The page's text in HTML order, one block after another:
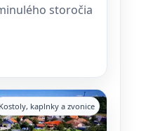
storočia
Kostoly, kaplnky a zvonice